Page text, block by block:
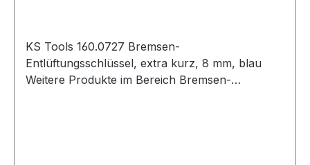
KS Tools 160.0727 Bremsen-
Entlüftungsschlüssel, extra kurz, 8 mm, blau
Weitere Produkte im Bereich Bremsen-